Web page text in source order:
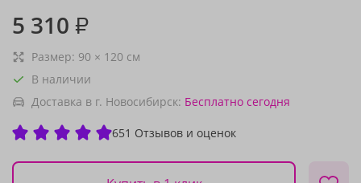
5 310 ₽
Размер: 90 × 120 см
В наличии
Доставка в г. Новосибирск: Бесплатно сегодня
651 Отзывов и оценок